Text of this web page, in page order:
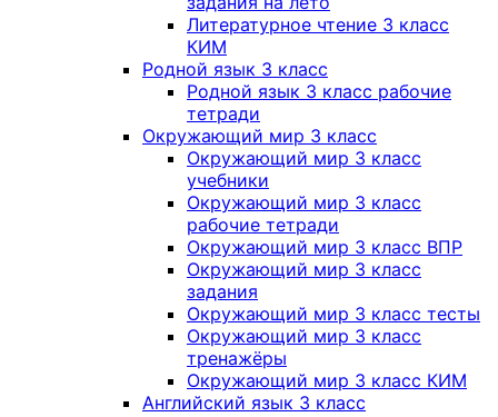
Литературное чтение 3 класс
КИМ
Родной язык 3 класс
Родной язык 3 класс рабочие
тетради
Окружающий мир 3 класс
Окружающий мир 3 класс
учебники
Окружающий мир 3 класс
рабочие тетради
Окружающий мир 3 класс ВПР
Окружающий мир 3 класс
задания
Окружающий мир 3 класс тесты
Окружающий мир 3 класс
тренажёры
Окружающий мир 3 класс КИМ
Английский язык 3 класс